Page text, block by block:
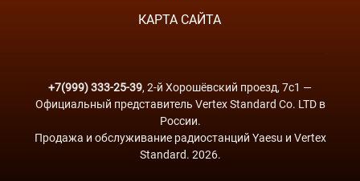
КАРТА САЙТА
+7(999) 333-25-39, 2-й Хорошёвский проезд, 7с1 —
Официальный представитель Vertex Standard Co. LTD в
России.
Продажа и обслуживание радиостанций Yaesu и Vertex
Standard. 2026.